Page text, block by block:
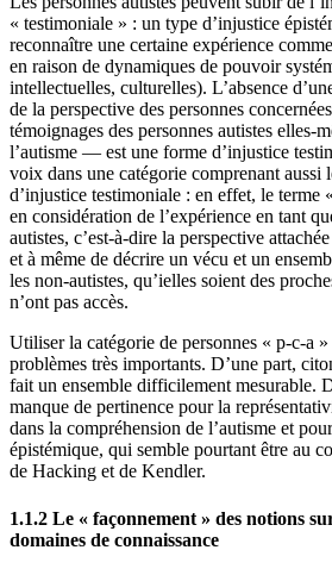
« testimoniale » : un type d’injustice
reconnaître une certaine expérience
en raison de dynamiques de pouvoir
intellectuelles, culturelles). L’absence
de la perspective des personnes
témoignages des personnes autistes elles-
l’autisme — est une forme d’injustice
voix dans une catégorie comprenant aussi
d’injustice testimoniale : en effet, le terme
en considération de l’expérience en tant
autistes, c’est-à-dire la perspective
et à même de décrire un vécu et un
les non-autistes, qu’ielles soient des
n’ont pas accès.
Utiliser la catégorie de personnes « p-c-a
problèmes très importants. D’une part,
fait un ensemble difficilement mesurable.
manque de pertinence pour la
dans la compréhension de l’autisme et
épistémique, qui semble pourtant être au
de Hacking et de Kendler.
1.1.2 Le « façonnement » des notions
domaines de connaissance